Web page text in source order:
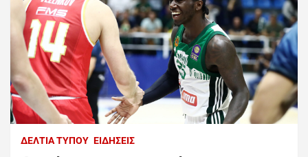
ΔΕΛΤΊΑ ΤΎΠΟΥ ΕΙΔΉΣΕΙΣ